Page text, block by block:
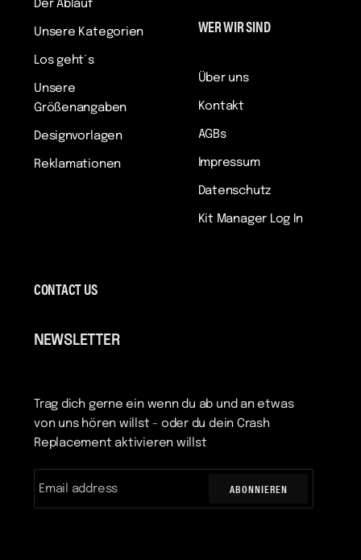
Der Ablauf
Unsere Kategorien
Los geht´s
Unsere
Größenangaben
Designvorlagen
Reklamationen
WER WIR SIND
Über uns
Kontakt
AGBs
Impressum
Datenschutz
Kit Manager Log In
CONTACT US
NEWSLETTER
Trag dich gerne ein wenn du ab und an etwas
von uns hören willst - oder du dein Crash
Replacement aktivieren willst
ABONNIEREN